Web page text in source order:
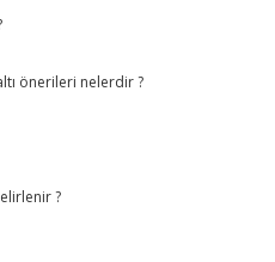
önerileri nelerdir ?
?